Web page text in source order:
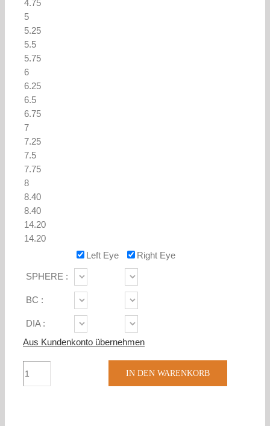
Left Eye Right Eye
SPHERE :
BC :
DIA :
Aus Kundenkonto übernehmen
Multifocal
IN DEN WARENKORB